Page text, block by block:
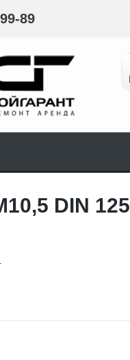
89
DIN 125